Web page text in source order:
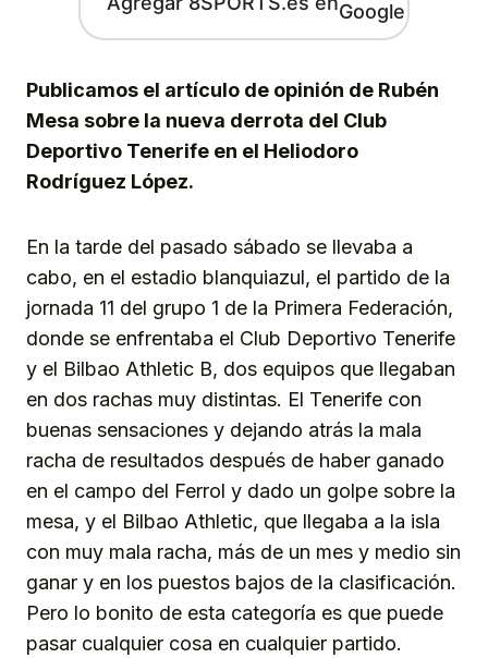
Publicamos el artículo de opinión de Rubén
Mesa sobre la nueva derrota del Club
Deportivo Tenerife en el Heliodoro
Rodríguez López.
En la tarde del pasado sábado se llevaba a
cabo, en el estadio blanquiazul, el partido de la
jornada 11 del grupo 1 de la Primera Federación,
donde se enfrentaba el Club Deportivo Tenerife
y el Bilbao Athletic B, dos equipos que llegaban
en dos rachas muy distintas. El Tenerife con
buenas sensaciones y dejando atrás la mala
racha de resultados después de haber ganado
en el campo del Ferrol y dado un golpe sobre la
mesa, y el Bilbao Athletic, que llegaba a la isla
con muy mala racha, más de un mes y medio sin
ganar y en los puestos bajos de la clasificación.
Pero lo bonito de esta categoría es que puede
pasar cualquier cosa en cualquier partido.